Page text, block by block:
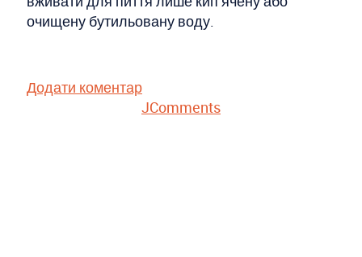
очищену бутильовану воду.
Додати коментар
JComments